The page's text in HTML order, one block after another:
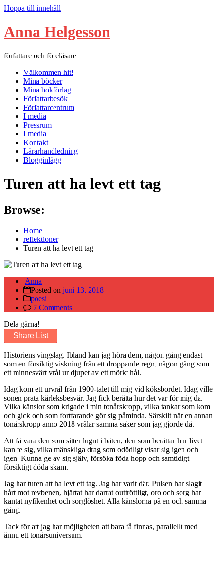
Hoppa till innehåll
Anna Helgesson
författare och föreläsare
Välkommen hit!
Mina böcker
Mina bokförlag
Författarbesök
Författarcentrum
I media
Pressrum
I media
Kontakt
Lärarhandledning
Blogginlägg
Turen att ha levt ett tag
Browse:
Home
reflektioner
Turen att ha levt ett tag
Anna
Posted on juni 13, 2018
poesi
7 Comments
Dela gärna!
Share List
Historiens vingslag. Ibland kan jag höra dem, någon gång endast
som en försiktig viskning från ett droppande regn, någon gång som
ett minnesvärt vrål ur djupet av ett mörkt hål.
Idag kom ett urvrål från 1900-talet till mig vid köksbordet. Idag ville
sonen prata kärleksbesvär. Jag fick berätta hur det var för mig då.
Vilka känslor som krigade i min tonårskropp, vilka tankar som kom
och gick och som fortfarande gör sig påminda. Särskilt när en annan
tonårskropp anno 2018 vrålar samma saker som jag gjorde då.
Att få vara den som sitter lugnt i båten, den som berättar hur livet
kan te sig, vilka mänskliga drag som odödligt visar sig igen och
igen. Kunna ge av sig själv, försöka föda hopp och samtidigt
försiktigt döda skam.
Jag har turen att ha levt ett tag. Jag har varit där. Pulsen har slagit
hårt mot revbenen, hjärtat har darrat outtröttligt, oro och sorg har
kantat nyfikenhet och sorglöshet. Alla känslorna på en och samma
gång.
Tack för att jag har möjligheten att bara få finnas, parallellt med
ännu ett tonårsuniversum.